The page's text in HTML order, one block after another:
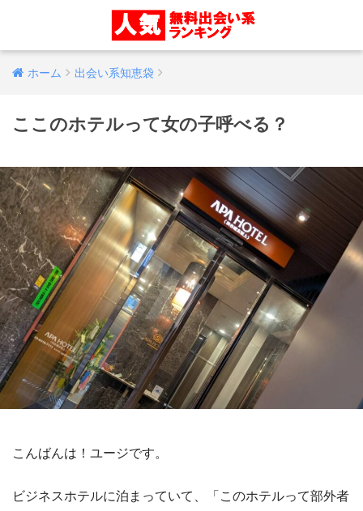
ホーム 出会い系知恵袋
ここのホテルって女の子呼べる？
こんばんは！ユージです。
ビジネスホテルに泊まっていて、「このホテルって部外者